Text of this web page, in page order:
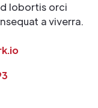
lobortis orci
a viverra.